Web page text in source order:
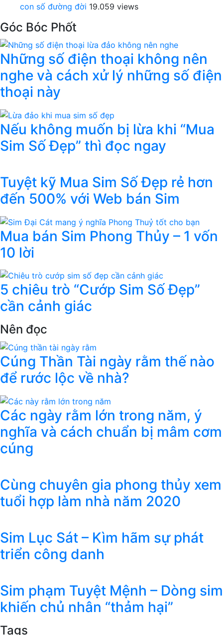
con số đường đời 19.059 views
Góc Bóc Phốt
Những số điện thoại không nên
nghe và cách xử lý những số điện
thoại này
Nếu không muốn bị lừa khi “Mua
Sim Số Đẹp” thì đọc ngay
Tuyệt kỹ Mua Sim Số Đẹp rẻ hơn
đến 500% với Web bán Sim
Mua bán Sim Phong Thủy – 1 vốn
10 lời
5 chiêu trò “Cướp Sim Số Đẹp”
cần cảnh giác
Nên đọc
Cúng Thần Tài ngày rằm thế nào
để rước lộc về nhà?
Các ngày rằm lớn trong năm, ý
nghĩa và cách chuẩn bị mâm cơm
cúng
Cùng chuyên gia phong thủy xem
tuổi hợp làm nhà năm 2020
Sim Lục Sát – Kìm hãm sự phát
triển công danh
Sim phạm Tuyệt Mệnh – Dòng sim
khiến chủ nhân “thảm hại”
Tags